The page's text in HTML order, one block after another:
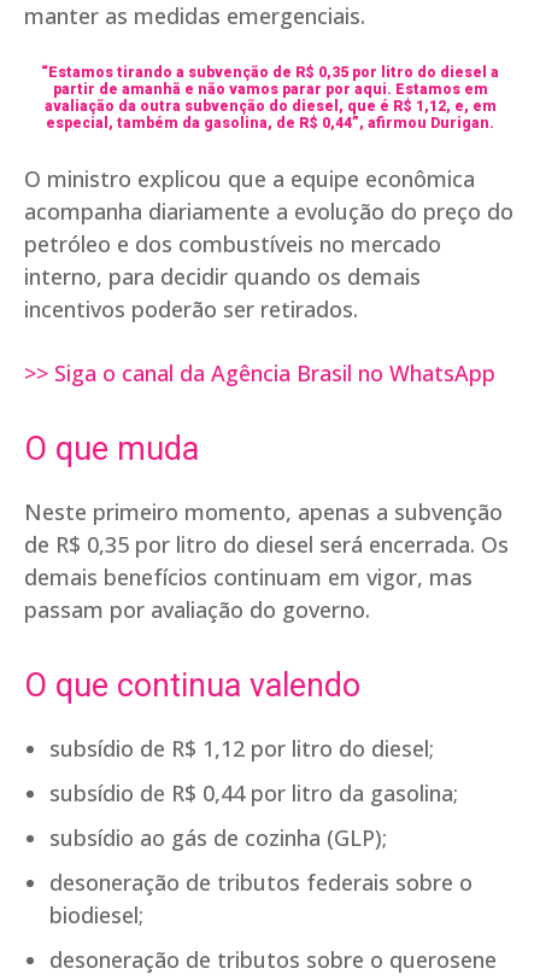
manter as medidas emergenciais.
“Estamos tirando a subvenção de R$ 0,35 por litro do diesel a
partir de amanhã e não vamos parar por aqui. Estamos em
avaliação da outra subvenção do diesel, que é R$ 1,12, e, em
especial, também da gasolina, de R$ 0,44”, afirmou Durigan.
O ministro explicou que a equipe econômica
acompanha diariamente a evolução do preço do
petróleo e dos combustíveis no mercado
interno, para decidir quando os demais
incentivos poderão ser retirados.
>> Siga o canal da Agência Brasil no WhatsApp
O que muda
Neste primeiro momento, apenas a subvenção
de R$ 0,35 por litro do diesel será encerrada. Os
demais benefícios continuam em vigor, mas
passam por avaliação do governo.
O que continua valendo
subsídio de R$ 1,12 por litro do diesel;
subsídio de R$ 0,44 por litro da gasolina;
subsídio ao gás de cozinha (GLP);
desoneração de tributos federais sobre o
biodiesel;
desoneração de tributos sobre o querosene